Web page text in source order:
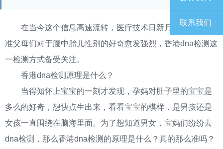
联系我们
在当今这个信息高速流转，医疗技术日新月异的时代，
准父母们对于腹中胎儿性别的好奇愈发强烈，香港dna检测这
一检测方式备受关注。
香港dna检测原理是什么？
当得知怀上宝宝的一刻才发现，孕妈对肚子里的宝宝是
多么的好奇，想快点生出来，看看宝宝的模样，是男孩还是
女孩一直围绕在脑海里面。为了想知道男女，宝妈们纷纷去
dna检测，那么香港dna检测的原理是什么？真的那么准吗？